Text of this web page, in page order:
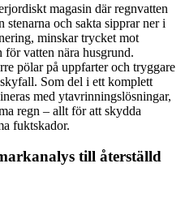
magasin där regnvatten
och sakta sipprar ner i
minskar trycket mot
vatten nära husgrund.
pölar på uppfarter och tryggare
Som del i ett komplett
med ytavrinningslösningar,
regn – allt för att skydda
fuktskador.
till återställd